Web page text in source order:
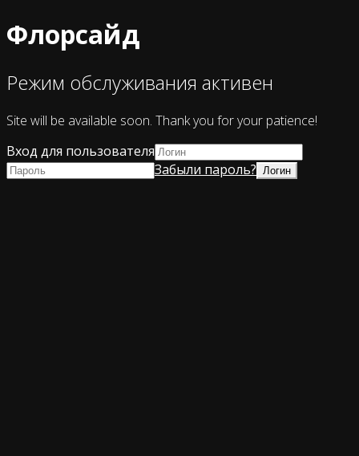
Флорсайд
Режим обслуживания активен
Site will be available soon. Thank you for your patience!
Вход для пользователя
Забыли пароль?